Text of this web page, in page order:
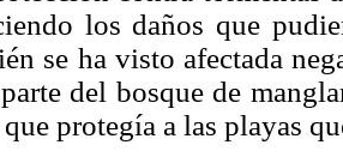
los daños que
se ha visto afectada
del bosque de
protegía a las playas